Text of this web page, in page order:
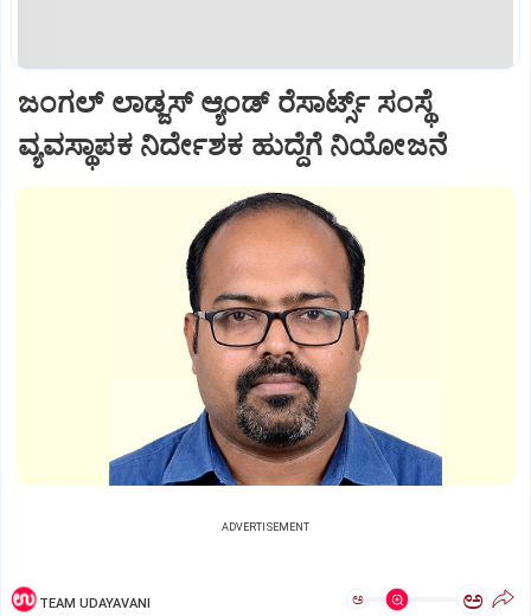
ಜಂಗಲ್ ಲಾಡ್ಜಸ್ ಆ್ಯಂಡ್ ರೆಸಾರ್ಟ್ಸ್ ಸಂಸ್ಥೆ
ವ್ಯವಸ್ಥಾಪಕ ನಿರ್ದೇಶಕ ಹುದ್ದೆಗೆ ನಿಯೋಜನೆ
ADVERTISEMENT
TEAM UDAYAVANI ಅ ಅ